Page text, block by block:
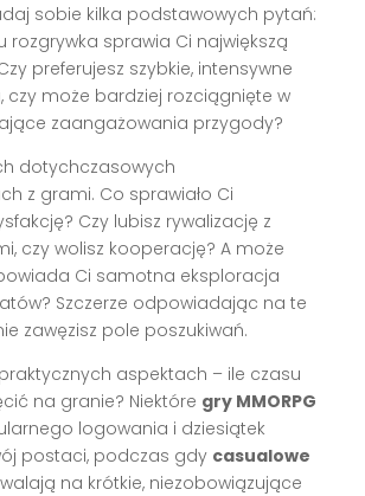
sobie kilka podstawowych pytań:
rozgrywka sprawia Ci największą
preferujesz szybkie, intensywne
czy może bardziej rozciągnięte w
zaangażowania przygody?
dotychczasowych
z grami. Co sprawiało Ci
Czy lubisz rywalizację z
czy wolisz kooperację? A może
Ci samotna eksploracja
Szczerze odpowiadając na te
zawęzisz pole poszukiwań.
aspektach – ile czasu
na granie? Niektóre gry MMORPG
logowania i dziesiątek
postaci, podczas gdy casualowe
na krótkie, niezobowiązujące